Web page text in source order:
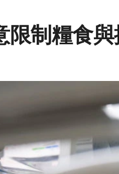
限制糧食